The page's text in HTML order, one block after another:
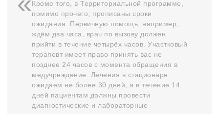
Кроме того, в Территориальной программе,
помимо прочего, прописаны сроки
ожидания. Первичную помощь, например,
ждём два часа, врач по вызову должен
прийти в течение четырёх часов. Участковый
терапевт имеет право принять вас не
позднее 24 часов с момента обращения в
медучреждение. Лечения в стационаре
ожидаем не более 30 дней, а в течение 14
дней пациентам должны провести
диагностические и лабораторные